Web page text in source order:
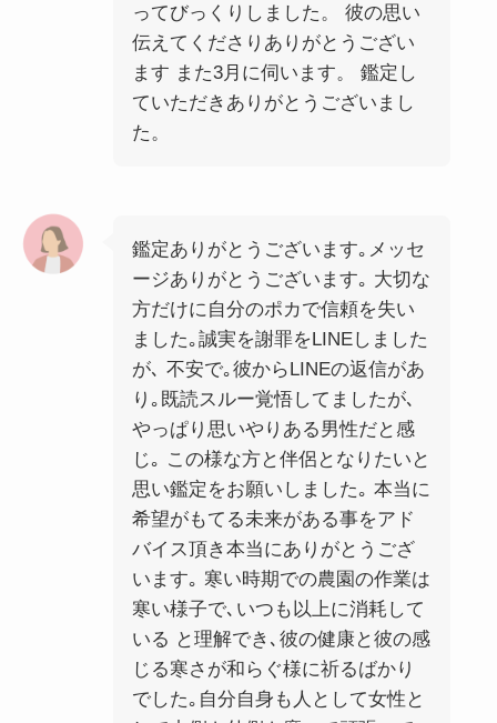
ってびっくりしました。 彼の思い
伝えてくださりありがとうござい
ます また3月に伺います。 鑑定し
ていただきありがとうございまし
た。
鑑定ありがとうございます｡メッセ
ージありがとうございます｡ 大切な
方だけに自分のポカで信頼を失い
ました｡誠実を謝罪をLINEしました
が､ 不安で｡彼からLINEの返信があ
り｡既読スルー覚悟してましたが､
やっぱり思いやりある男性だと感
じ｡ この様な方と伴侶となりたいと
思い鑑定をお願いしました｡ 本当に
希望がもてる未来がある事をアド
バイス頂き本当にありがとうござ
います｡ 寒い時期での農園の作業は
寒い様子で､いつも以上に消耗して
いる と理解でき､彼の健康と彼の感
じる寒さが和らぐ様に祈るばかり
でした｡自分自身も人として女性と